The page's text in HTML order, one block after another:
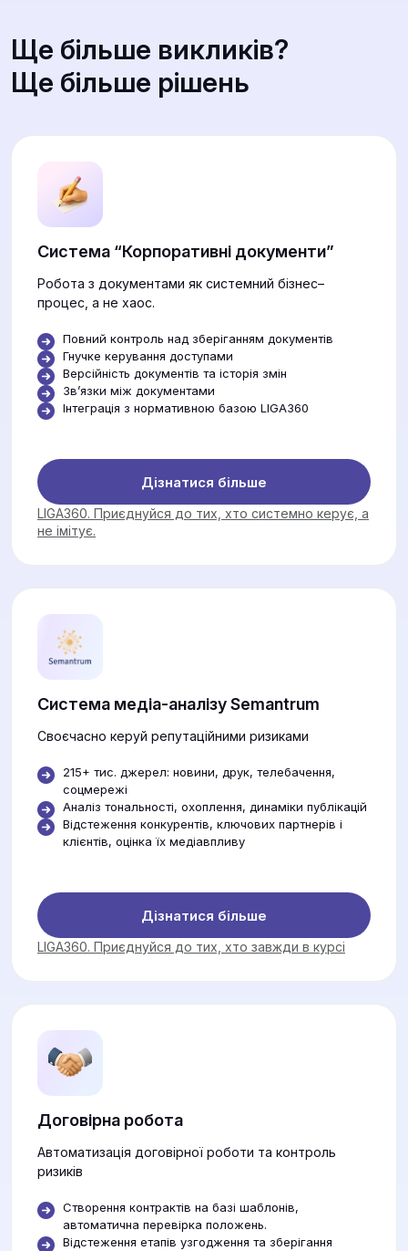
Ще більше викликів?
Ще більше рішень
Система “Корпоративні документи”
Робота з документами як системний бізнес–
процес, а не хаос.
Повний контроль над зберіганням документів
Гнучке керування доступами
Версійність документів та історія змін
Звʼязки між документами
Інтеграція з нормативною базою LIGA360
Дізнатися більше
LIGA360. Приєднуйся до тих, хто системно керує, а
не імітує.
Система медіа-аналізу Semantrum
Своєчасно керуй репутаційними ризиками
215+ тис. джерел: новини, друк, телебачення,
соцмережі
Аналіз тональності, охоплення, динаміки публікацій
Відстеження конкурентів, ключових партнерів і
клієнтів, оцінка їх медіавпливу
Дізнатися більше
LIGA360. Приєднуйся до тих, хто завжди в курсі
Договірна робота
Автоматизація договірної роботи та контроль
ризиків
Створення контрактів на базі шаблонів,
автоматична перевірка положень.
Відстеження етапів узгодження та зберігання